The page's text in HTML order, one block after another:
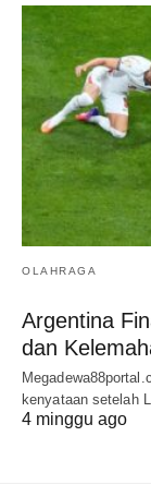
OLAHRAGA
Argentina
dan
kenyataan setelah
4 minggu ago